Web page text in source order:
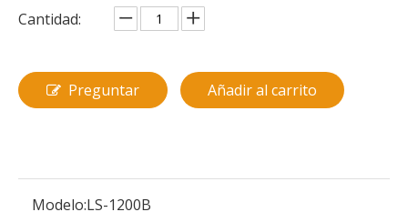
Cantidad:
Preguntar Añadir al carrito
Modelo:LS-1200B